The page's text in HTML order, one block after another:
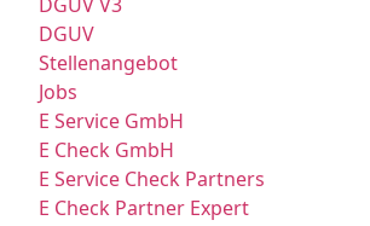
DGUV
Stellenangebot
Jobs
E Service GmbH
E Check GmbH
E Service Check Partners
E Check Partner Expert